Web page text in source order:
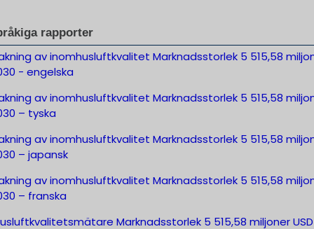
rapporter
av inomhusluftkvalitet Marknadsstorlek 5 515,58
- engelska
av inomhusluftkvalitet Marknadsstorlek 5 515,58
– tyska
av inomhusluftkvalitet Marknadsstorlek 5 515,58
– japansk
av inomhusluftkvalitet Marknadsstorlek 5 515,58
– franska
Marknadsstorlek 5 515,58 miljoner